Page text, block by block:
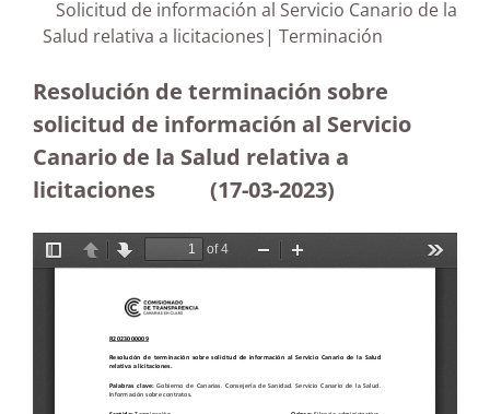
Solicitud de información al Servicio Canario de la
Salud relativa a licitaciones| Terminación
Resolución de terminación sobre
solicitud de información al Servicio
Canario de la Salud relativa a
licitaciones (17-03-2023)